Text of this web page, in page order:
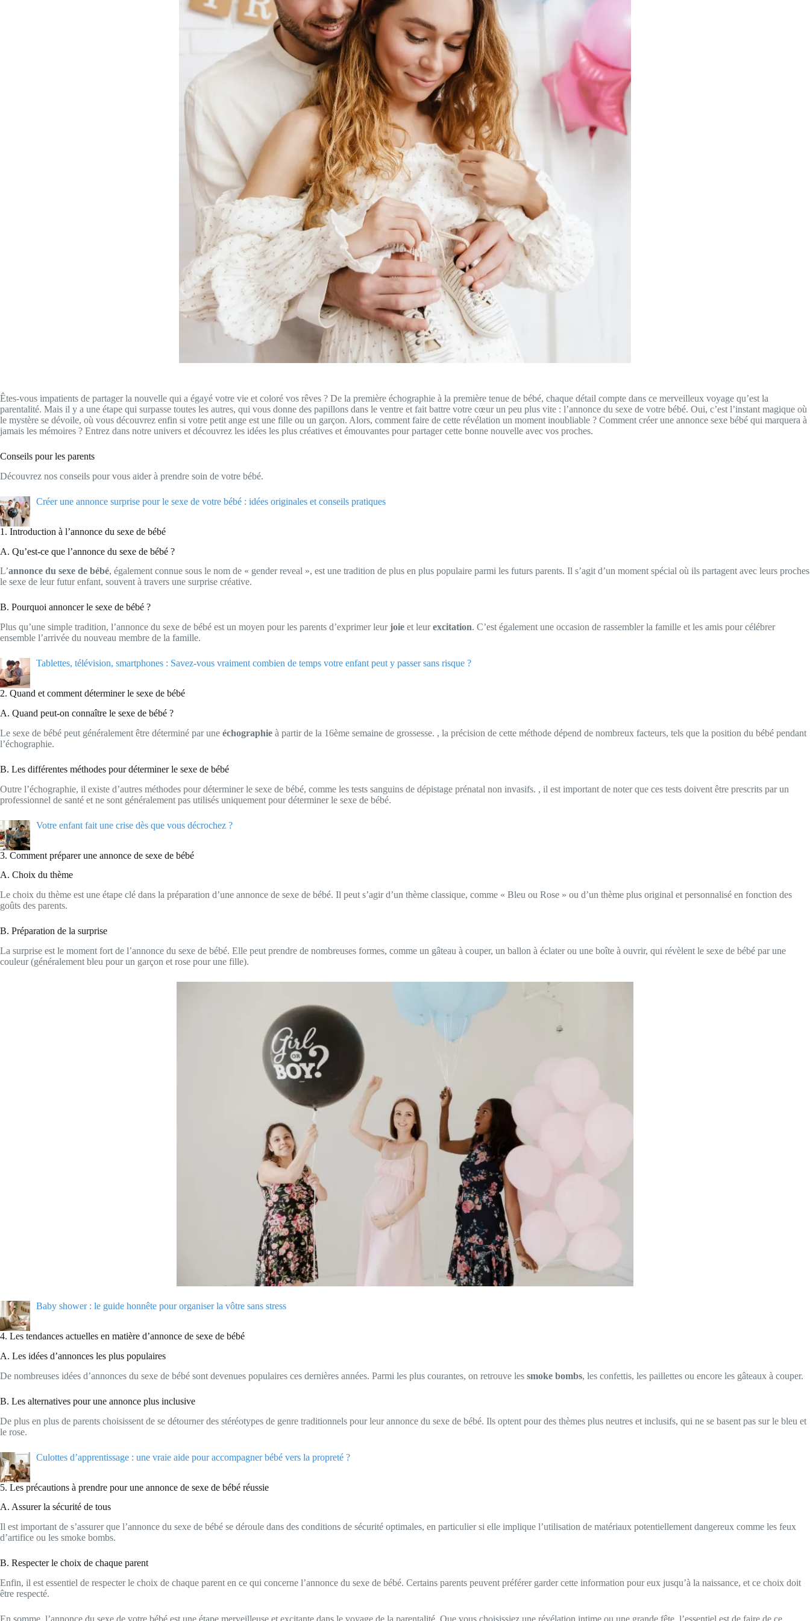
Êtes-vous impatients de partager la nouvelle qui a égayé votre vie et coloré vos rêves ? De la première échographie à la première tenue de bébé, chaque détail compte dans ce merveilleux voyage qu’est la
parentalité. Mais il y a une étape qui surpasse toutes les autres, qui vous donne des papillons dans le ventre et fait battre votre cœur un peu plus vite : l’annonce du sexe de votre bébé. Oui, c’est l’instant magique où
le mystère se dévoile, où vous découvrez enfin si votre petit ange est une fille ou un garçon. Alors, comment faire de cette révélation un moment inoubliable ? Comment créer une annonce sexe bébé qui marquera à
jamais les mémoires ? Entrez dans notre univers et découvrez les idées les plus créatives et émouvantes pour partager cette bonne nouvelle avec vos proches.
Conseils pour les parents
Découvrez nos conseils pour vous aider à prendre soin de votre bébé.
Créer une annonce surprise pour le sexe de votre bébé : idées originales et conseils pratiques
1. Introduction à l’annonce du sexe de bébé
A. Qu’est-ce que l’annonce du sexe de bébé ?
L’annonce du sexe de bébé, également connue sous le nom de « gender reveal », est une tradition de plus en plus populaire parmi les futurs parents. Il s’agit d’un moment spécial où ils partagent avec leurs proches
le sexe de leur futur enfant, souvent à travers une surprise créative.
B. Pourquoi annoncer le sexe de bébé ?
Plus qu’une simple tradition, l’annonce du sexe de bébé est un moyen pour les parents d’exprimer leurjoie et leurexcitation. C’est également une occasion de rassembler la famille et les amis pour célébrer
ensemble l’arrivée du nouveau membre de la famille.
Tablettes, télévision, smartphones : Savez-vous vraiment combien de temps votre enfant peut y passer sans risque ?
2. Quand et comment déterminer le sexe de bébé
A. Quand peut-on connaître le sexe de bébé ?
Le sexe de bébé peut généralement être déterminé par une échographie à partir de la 16ème semaine de grossesse. , la précision de cette méthode dépend de nombreux facteurs, tels que la position du bébé pendant
l’échographie.
B. Les différentes méthodes pour déterminer le sexe de bébé
Outre l’échographie, il existe d’autres méthodes pour déterminer le sexe de bébé, comme les tests sanguins de dépistage prénatal non invasifs. , il est important de noter que ces tests doivent être prescrits par un
professionnel de santé et ne sont généralement pas utilisés uniquement pour déterminer le sexe de bébé.
Votre enfant fait une crise dès que vous décrochez ?
3. Comment préparer une annonce de sexe de bébé
A. Choix du thème
Le choix du thème est une étape clé dans la préparation d’une annonce de sexe de bébé. Il peut s’agir d’un thème classique, comme « Bleu ou Rose » ou d’un thème plus original et personnalisé en fonction des
goûts des parents.
B. Préparation de la surprise
La surprise est le moment fort de l’annonce du sexe de bébé. Elle peut prendre de nombreuses formes, comme un gâteau à couper, un ballon à éclater ou une boîte à ouvrir, qui révèlent le sexe de bébé par une
couleur (généralement bleu pour un garçon et rose pour une fille).
Baby shower : le guide honnête pour organiser la vôtre sans stress
4. Les tendances actuelles en matière d’annonce de sexe de bébé
A. Les idées d’annonces les plus populaires
De nombreuses idées d’annonces du sexe de bébé sont devenues populaires ces dernières années. Parmi les plus courantes, on retrouve les smoke bombs, les confettis, les paillettes ou encore les gâteaux à couper.
B. Les alternatives pour une annonce plus inclusive
De plus en plus de parents choisissent de se détourner des stéréotypes de genre traditionnels pour leur annonce du sexe de bébé. Ils optent pour des thèmes plus neutres et inclusifs, qui ne se basent pas sur le bleu et
le rose.
Culottes d’apprentissage : une vraie aide pour accompagner bébé vers la propreté ?
5. Les précautions à prendre pour une annonce de sexe de bébé réussie
A. Assurer la sécurité de tous
Il est important de s’assurer que l’annonce du sexe de bébé se déroule dans des conditions de sécurité optimales, en particulier si elle implique l’utilisation de matériaux potentiellement dangereux comme les feux
d’artifice ou les smoke bombs.
B. Respecter le choix de chaque parent
Enfin, il est essentiel de respecter le choix de chaque parent en ce qui concerne l’annonce du sexe de bébé. Certains parents peuvent préférer garder cette information pour eux jusqu’à la naissance, et ce choix doit
être respecté.
En somme, l’annonce du sexe de votre bébé est une étape merveilleuse et excitante dans le voyage de la parentalité. Que vous choisissiez une révélation intime ou une grande fête, l’essentiel est de faire de ce